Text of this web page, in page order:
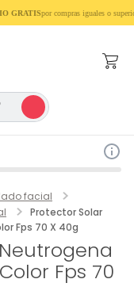
GRATISpor compras iguales o
facial
Protector Solar
Fps 70 X 40g
Fps 70